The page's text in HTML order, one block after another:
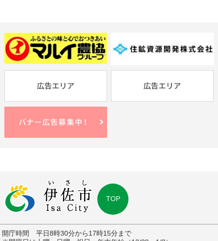
TOP
開庁時間 平日8時30分から17時15分まで